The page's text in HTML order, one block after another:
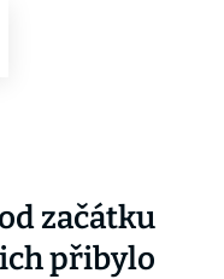
začátku
přibylo